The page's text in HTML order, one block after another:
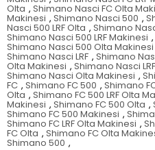
Olta , Shimano Nasci FC Olta
Makinesi , Shimano Nasci 500 ,
Nasci 500 LRF Olta , Shimano
Shimano Nasci 500 LRF Makinesi ,
Shimano Nasci 500 Olta Makinesi
Shimano Nasci LRF , Shimano
Olta Makinesi , Shimano Nasci
Shimano Nasci Olta Makinesi ,
FC , Shimano FC 500 , Shimano
Olta , Shimano FC 500 LRF Olta
Makinesi , Shimano FC 500 Olta ,
Shimano FC 500 Makinesi ,
Shimano FC LRF Olta Makinesi ,
FC Olta , Shimano FC Olta
Shimano 500 ,